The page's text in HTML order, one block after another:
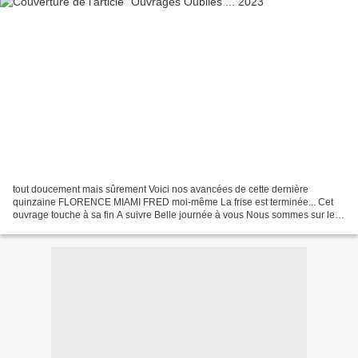
tout doucement mais sûrement Voici nos avancées de cette dernière
quinzaine FLORENCE MIAMI FRED moi-même La frise est terminée... Cet
ouvrage touche à sa fin A suivre Belle journée à vous Nous sommes sur le